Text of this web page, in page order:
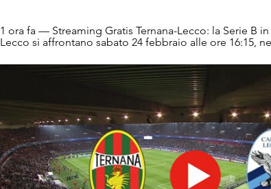
1 ora fa — Streaming Gratis Ternana-Lecco: la Serie B in
Lecco si affrontano sabato 24 febbraio alle ore 16:15,